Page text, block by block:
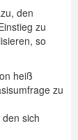
den
zu
so
heiß
zu
sich